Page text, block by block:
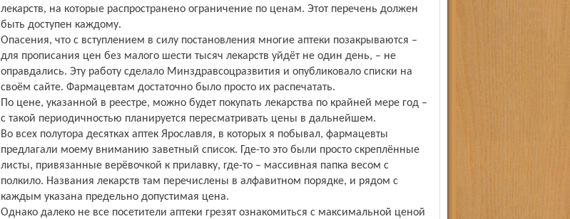
лекарств, на которые распространено ограничение по ценам. Этот перечень должен
быть доступен каждому.
Опасения, что с вступлением в силу постановления многие аптеки позакрываются –
для прописания цен без малого шести тысяч лекарств уйдёт не один день, – не
оправдались. Эту работу сделало Минздравсоцразвития и опубликовало списки на
своём сайте. Фармацевтам достаточно было просто их распечатать.
По цене, указанной в реестре, можно будет покупать лекарства по крайней мере год –
с такой периодичностью планируется пересматривать цены в дальнейшем.
Во всех полутора десятках аптек Ярославля, в которых я побывал, фармацевты
предлагали моему вниманию заветный список. Где-то это были просто скреплённые
листы, привязанные верёвочкой к прилавку, где-то – массивная папка весом с
полкило. Названия лекарств там перечислены в алфавитном порядке, и рядом с
каждым указана предельно допустимая цена.
Однако далеко не все посетители аптеки грезят ознакомиться с максимальной ценой